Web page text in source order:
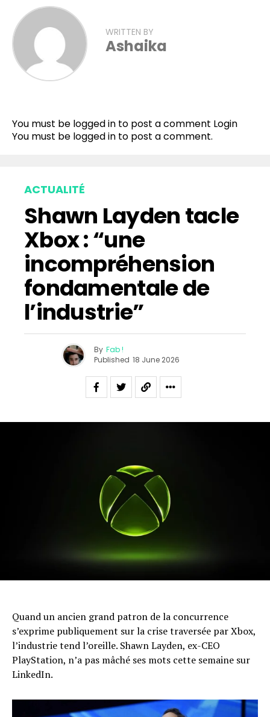
WRITTEN BY
Ashaika
You must be logged in to post a comment Login
You must be logged in to post a comment.
ACTUALITÉ
Shawn Layden tacle
Xbox : “une
incompréhension
fondamentale de
l’industrie”
By Fab !
Published 18 June 2026
Quand un ancien grand patron de la concurrence
s’exprime publiquement sur la crise traversée par Xbox,
l’industrie tend l’oreille. Shawn Layden, ex-CEO
PlayStation, n’a pas mâché ses mots cette semaine sur
LinkedIn.
Pinterest